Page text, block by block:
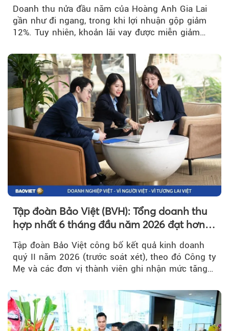
Doanh thu nửa đầu năm của Hoàng Anh Gia Lai
gần như đi ngang, trong khi lợi nhuận gộp giảm
12%. Tuy nhiên, khoản lãi vay được miễn giảm
Tập đoàn Bảo Việt (BVH): Tổng doanh thu
hợp nhất 6 tháng đầu năm 2026 đạt hơn
Tập đoàn Bảo Việt công bố kết quả kinh doanh
quý II năm 2026 (trước soát xét), theo đó Công ty
Mẹ và các đơn vị thành viên ghi nhận mức tăng